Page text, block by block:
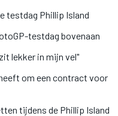
testdag Phillip Island
testdag bovenaan
lekker in mijn vel"
om een contract voor
tijdens de Phillip Island